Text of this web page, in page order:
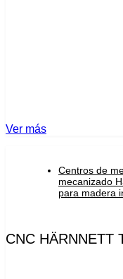
Ver más
Centros de
mecanizado
para madera
CNC HÄRNNETT